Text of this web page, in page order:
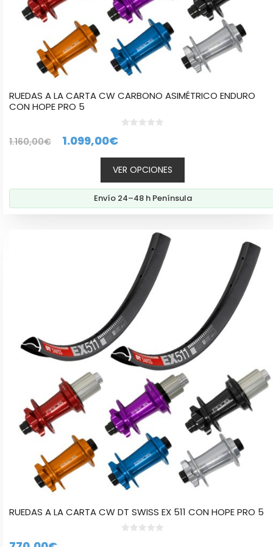
RUEDAS A LA CARTA CW CARBONO ASIMÉTRICO ENDURO
CON HOPE PRO 5
1.160,00€
El
era:
1.160,00€.
1.099,00€El
precio
actual
es:
1.099,00€.
VER OPCIONES
producto
Envío 24–48 h Península
RUEDAS A LA CARTA CW DT SWISS EX 511 CON HOPE PRO 5
pueden
elegir
página
producto